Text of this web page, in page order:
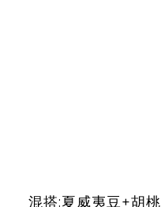
混搭:夏威夷豆+胡桃